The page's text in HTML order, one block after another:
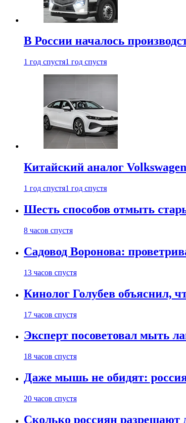
В России началось
1 год спустя1 год спустя
Китайский аналог
1 год спустя1 год спустя
Шесть способов отмыть
8 часов спустя
Садовод Воронова:
13 часов спустя
Кинолог Голубев объяснил,
17 часов спустя
Эксперт посоветовал мыть
18 часов спустя
Даже мышь не обидят:
20 часов спустя
Сколько россиян